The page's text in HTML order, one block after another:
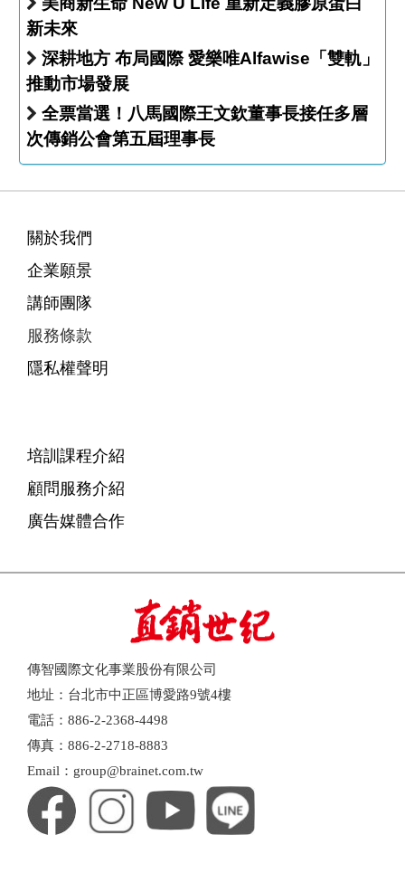
新未來
深耕地方 布局國際 愛樂唯Alfawise「雙軌」
推動市場發展
全票當選！八馬國際王文欽董事長接任多層
次傳銷公會第五屆理事長
關於我們
企業願景
講師團隊
服務條款
隱私權聲明
培訓課程介紹
顧問服務介紹
廣告媒體合作
傳智國際文化事業股份有限公司
地址：台北市中正區博愛路9號4樓
電話：886-2-2368-4498
傳真：886-2-2718-8883
Email：group@brainet.com.tw